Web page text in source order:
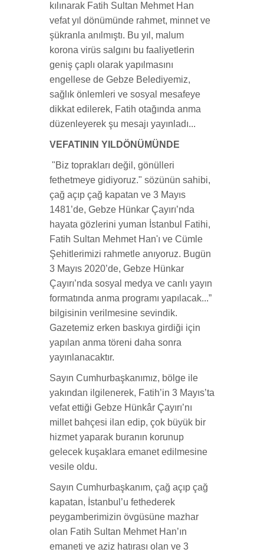
kılınarak Fatih Sultan Mehmet Han
vefat yıl dönümünde rahmet, minnet ve
şükranla anılmıştı. Bu yıl, malum
korona virüs salgını bu faaliyetlerin
geniş çaplı olarak yapılmasını
engellese de Gebze Belediyemiz,
sağlık önlemleri ve sosyal mesafeye
dikkat edilerek, Fatih otağında anma
düzenleyerek şu mesajı yayınladı...
VEFATININ YILDÖNÜMÜNDE
"Biz toprakları değil, gönülleri
fethetmeye gidiyoruz." sözünün sahibi,
çağ açıp çağ kapatan ve 3 Mayıs
1481’de, Gebze Hünkar Çayırı’nda
hayata gözlerini yuman İstanbul Fatihi,
Fatih Sultan Mehmet Han'ı ve Cümle
Şehitlerimizi rahmetle anıyoruz. Bugün
3 Mayıs 2020’de, Gebze Hünkar
Çayırı’nda sosyal medya ve canlı yayın
formatında anma programı yapılacak...”
bilgisinin verilmesine sevindik.
Gazetemiz erken baskıya girdiği için
yapılan anma töreni daha sonra
yayınlanacaktır.
Sayın Cumhurbaşkanımız, bölge ile
yakından ilgilenerek, Fatih’in 3 Mayıs’ta
vefat ettiği Gebze Hünkâr Çayırı’nı
millet bahçesi ilan edip, çok büyük bir
hizmet yaparak buranın korunup
gelecek kuşaklara emanet edilmesine
vesile oldu.
Sayın Cumhurbaşkanım, çağ açıp çağ
kapatan, İstanbul’u fethederek
peygamberimizin övgüsüne mazhar
olan Fatih Sultan Mehmet Han’ın
emaneti ve aziz hatırası olan ve 3